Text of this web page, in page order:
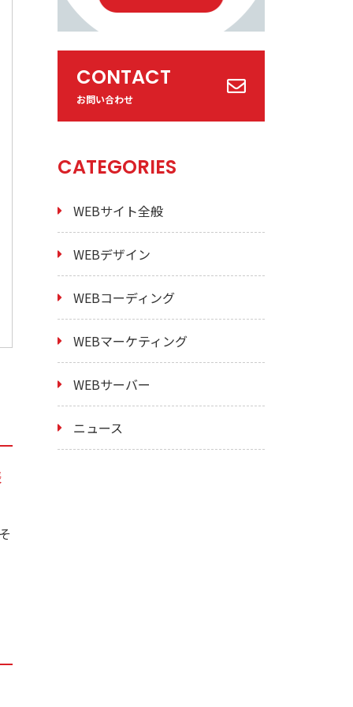
CONTACT
お問い合わせ
CATEGORIES
WEBサイト全般
WEBデザイン
WEBコーディング
WEBマーケティング
WEBサーバー
ニュース